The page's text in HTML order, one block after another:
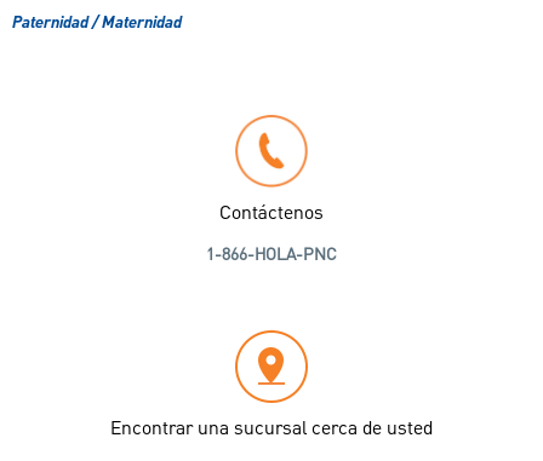
Paternidad / Maternidad
Contáctenos
1-866-HOLA-PNC
Encontrar una sucursal cerca de usted